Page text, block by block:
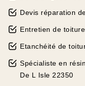
Devis réparation
Entretien de
Etanchéité de
Spécialiste en
De L Isle 22350